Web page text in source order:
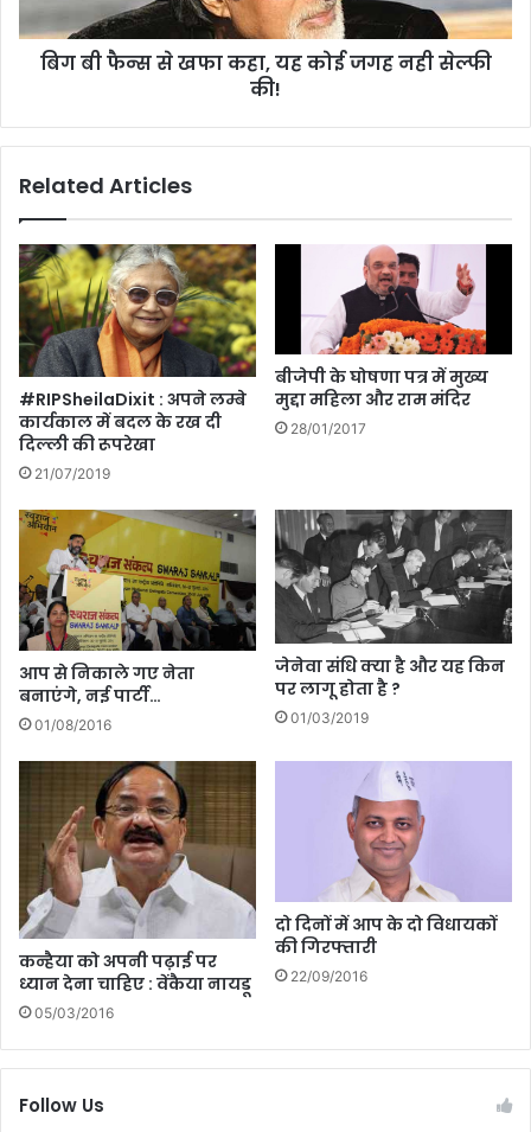
ज
म
कि
र
स्त
फा
क
ई
ह
न
से
ल्फी
!
बिग बी फैन्स से खफा कहा, यह कोई जगह नही सेल्फी
की!
Related Articles
#RIPSheilaDixit : अपने लम्बे
कार्यकाल में बदल के रख दी
दिल्ली की रूपरेखा
21/07/2019
बीजेपी के घोषणा पत्र में मुख्य
मुद्दा महिला और राम मंदिर
28/01/2017
आप से निकाले गए नेता
बनाएंगे, नई पार्टी…
01/08/2016
जेनेवा संधि क्या है और यह किन
पर लागू होता है ?
01/03/2019
कन्हैया को अपनी पढ़ाई पर
ध्यान देना चाहिए : वेंकैया नायडू
05/03/2016
दो दिनों में आप के दो विधायकों
की गिरफ्तारी
22/09/2016
Follow Us